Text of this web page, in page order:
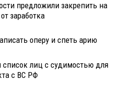
предложили закрепить на
заработка
оперу и спеть арию
список лиц с судимостью для
с ВС РФ